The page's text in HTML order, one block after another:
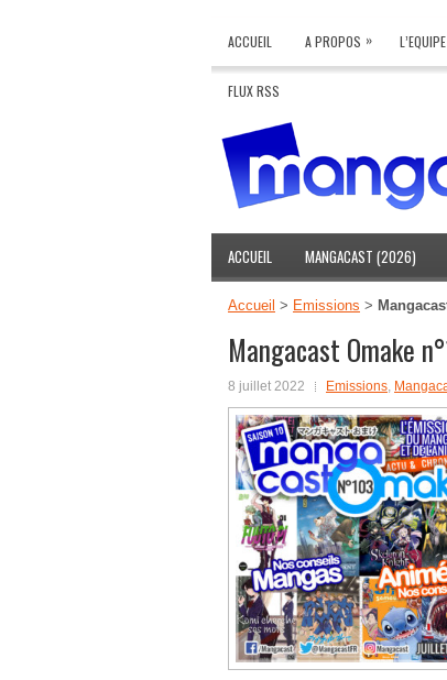
ACCUEIL A PROPOS »
FLUX RSS
ACCUEIL MANGACAST (2026)
Accueil > Emissions >
Mangacast Omake
8 juillet 2022 Emissions,